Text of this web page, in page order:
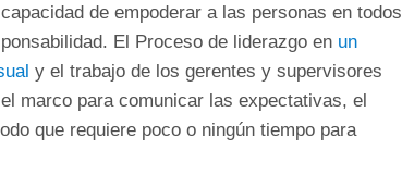
de empoderar a las personas en todos
El Proceso de liderazgo en un
y el trabajo de los gerentes y supervisores
marco para comunicar las expectativas, el
que requiere poco o ningún tiempo para